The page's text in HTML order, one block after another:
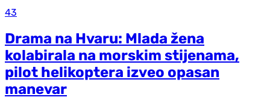
43
Drama na Hvaru: Mlada žena
kolabirala na morskim stijenama,
pilot helikoptera izveo opasan
manevar